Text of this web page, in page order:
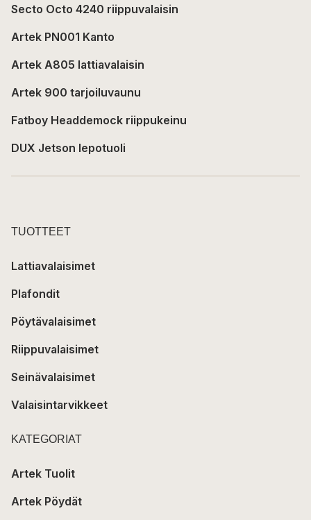
Secto Octo 4240 riippuvalaisin
Artek PN001 Kanto
Artek A805 lattiavalaisin
Artek 900 tarjoiluvaunu
Fatboy Headdemock riippukeinu
DUX Jetson lepotuoli
TUOTTEET
Lattiavalaisimet
Plafondit
Pöytävalaisimet
Riippuvalaisimet
Seinävalaisimet
Valaisintarvikkeet
KATEGORIAT
Artek Tuolit
Artek Pöydät